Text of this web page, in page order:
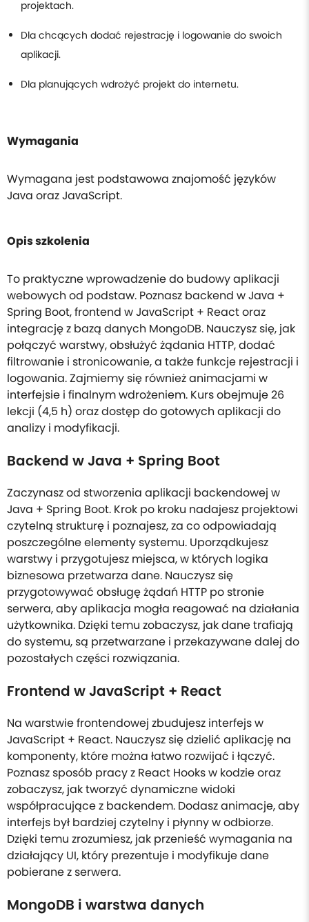
projektach.
Dla chcących dodać rejestrację i logowanie do swoich
aplikacji.
Dla planujących wdrożyć projekt do internetu.
Wymagania
Wymagana jest podstawowa znajomość języków
Java oraz JavaScript.
Opis szkolenia
To praktyczne wprowadzenie do budowy aplikacji
webowych od podstaw. Poznasz backend w Java +
Spring Boot, frontend w JavaScript + React oraz
integrację z bazą danych MongoDB. Nauczysz się, jak
połączyć warstwy, obsłużyć żądania HTTP, dodać
filtrowanie i stronicowanie, a także funkcje rejestracji i
logowania. Zajmiemy się również animacjami w
interfejsie i finalnym wdrożeniem. Kurs obejmuje 26
lekcji (4,5 h) oraz dostęp do gotowych aplikacji do
analizy i modyfikacji.
Backend w Java + Spring Boot
Zaczynasz od stworzenia aplikacji backendowej w
Java + Spring Boot. Krok po kroku nadajesz projektowi
czytelną strukturę i poznajesz, za co odpowiadają
poszczególne elementy systemu. Uporządkujesz
warstwy i przygotujesz miejsca, w których logika
biznesowa przetwarza dane. Nauczysz się
przygotowywać obsługę żądań HTTP po stronie
serwera, aby aplikacja mogła reagować na działania
użytkownika. Dzięki temu zobaczysz, jak dane trafiają
do systemu, są przetwarzane i przekazywane dalej do
pozostałych części rozwiązania.
Frontend w JavaScript + React
Na warstwie frontendowej zbudujesz interfejs w
JavaScript + React. Nauczysz się dzielić aplikację na
komponenty, które można łatwo rozwijać i łączyć.
Poznasz sposób pracy z React Hooks w kodzie oraz
zobaczysz, jak tworzyć dynamiczne widoki
współpracujące z backendem. Dodasz animacje, aby
interfejs był bardziej czytelny i płynny w odbiorze.
Dzięki temu zrozumiesz, jak przenieść wymagania na
działający UI, który prezentuje i modyfikuje dane
pobierane z serwera.
MongoDB i warstwa danych